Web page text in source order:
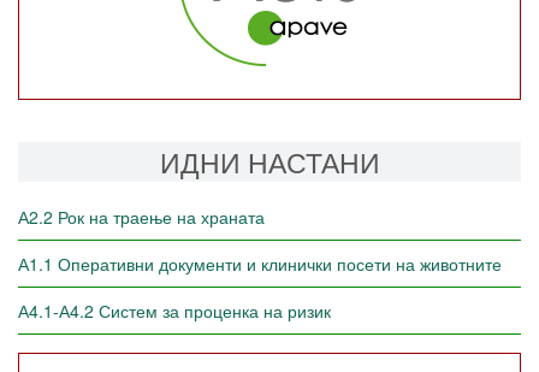
ИДНИ НАСТАНИ
А2.2 Рок на траење на храната
А1.1 Оперативни документи и клинички посети на животните
А4.1-А4.2 Систем за проценка на ризик